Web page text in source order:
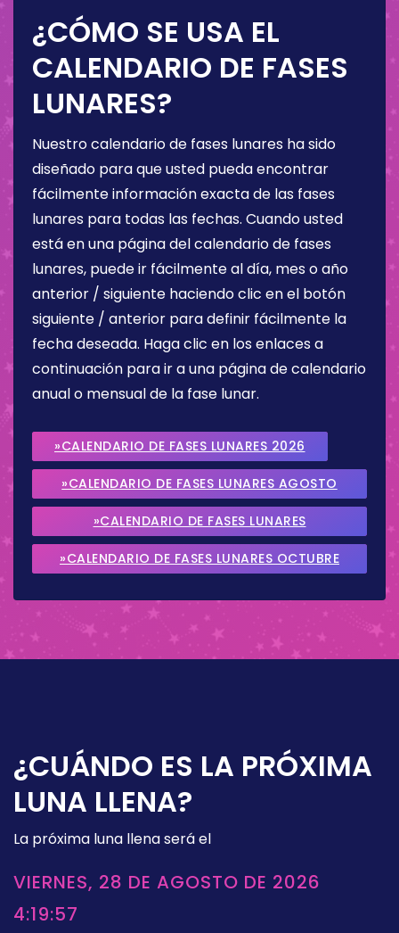
¿CÓMO SE USA EL
CALENDARIO DE FASES
LUNARES?
Nuestro calendario de fases lunares ha sido
diseñado para que usted pueda encontrar
fácilmente información exacta de las fases
lunares para todas las fechas. Cuando usted
está en una página del calendario de fases
lunares, puede ir fácilmente al día, mes o año
anterior / siguiente haciendo clic en el botón
siguiente / anterior para definir fácilmente la
fecha deseada. Haga clic en los enlaces a
continuación para ir a una página de calendario
anual o mensual de la fase lunar.
»CALENDARIO DE FASES LUNARES 2026
»CALENDARIO DE FASES LUNARES AGOSTO
2026
»CALENDARIO DE FASES LUNARES
SEPTIEMBRE 2026
»CALENDARIO DE FASES LUNARES OCTUBRE
¿CUÁNDO ES LA PRÓXIMA
LUNA LLENA?
La próxima luna llena será el
VIERNES, 28 DE AGOSTO DE 2026
4:19:57